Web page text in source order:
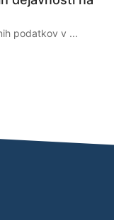
podatkov v ...